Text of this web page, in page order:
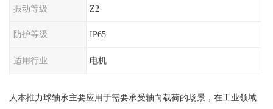
振动等级 Z2
防护等级 IP65
适用行业 电机
人本推力球轴承主要应用于需要承受轴向载荷的场景，在工业领域